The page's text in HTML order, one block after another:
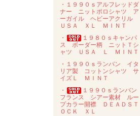
・１９９０ｓアルフレッドダ
ナー ニットポロシャツ ア
ーガイル ヘビーアクリル
ＵＳＡ ＸＬ ＭＩＮＴ
・
１９８０ｓキャンパ
ス ボーダー柄 ニットＴシ
ャツ ＵＳＡ Ｌ ＭＩＮＴ
・１９９０ｓランバン イタ
リア製 コットンシャツ サ
イズＬ ＭＩＮＴ
・
１９９０ｓランバン
フランス シアー素材 ルー
プカラー開襟 ＤＥＡＤＳＴ
ＯＣＫ ＸＬ